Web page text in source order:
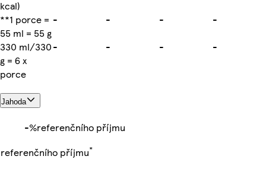
kcal)
**1 porce =
55 ml = 55 g
- - -
-
330 ml/330
g = 6 x
porce
- - - -
Jahoda
-%referenčního příjmu
referenčního příjmu*